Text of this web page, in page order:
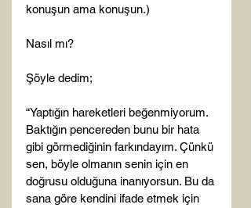
konuşun ama konuşun.)
Nasıl mı?
Şöyle dedim;
“Yaptığın hareketleri beğenmiyorum.
Baktığın pencereden bunu bir hata
gibi görmediğinin farkındayım. Çünkü
sen, böyle olmanın senin için en
doğrusu olduğuna inanıyorsun. Bu da
sana göre kendini ifade etmek için